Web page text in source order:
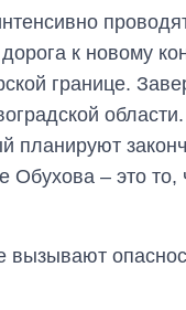
к новому
границе.
области.
планируют
Обухова – это то,
вызывают